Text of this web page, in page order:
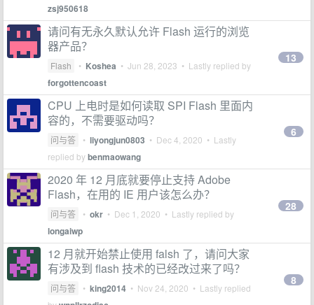
zsj950618
请问有无永久默认允许 Flash 运行的浏览
器产品？
Flash • Koshea • Jun 28, 2023 • Lastly replied by
forgottencoast
13
CPU 上电时是如何读取 SPI Flash 里面内
容的，不需要驱动吗？
问与答 • liyongjun0803 • Dec 4, 2020 • Lastly
replied bybenmaowang
6
2020 年 12 月底就要停止支持 Adobe
Flash，在用的 IE 用户该怎么办？
问与答 • okr • Dec 1, 2020 • Lastly replied by
longaiwp
28
12 月就开始禁止使用 falsh 了，请问大家
有涉及到 flash 技术的已经改过来了吗？
问与答 • king2014 • Nov 24, 2020 • Lastly replied
8